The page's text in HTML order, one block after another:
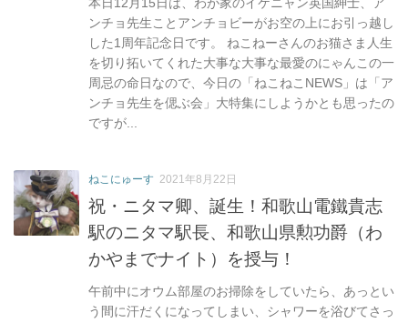
本日12月15日は、わが家のイケニャン英国紳士、ア
ンチョ先生ことアンチョビーがお空の上にお引っ越し
した1周年記念日です。 ねこねーさんのお猫さま人生
を切り拓いてくれた大事な大事な最愛のにゃんこの一
周忌の命日なので、今日の「ねこねこNEWS」は「ア
ンチョ先生を偲ぶ会」大特集にしようかとも思ったの
ですが...
ねこにゅーす 2021年8月22日
祝・ニタマ卿、誕生！和歌山電鐵貴志
駅のニタマ駅長、和歌山県勲功爵（わ
かやまでナイト）を授与！
午前中にオウム部屋のお掃除をしていたら、あっとい
う間に汗だくになってしまい、シャワーを浴びてさっ